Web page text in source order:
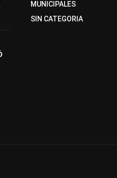
MUNICIPALES
SIN CATEGORIA